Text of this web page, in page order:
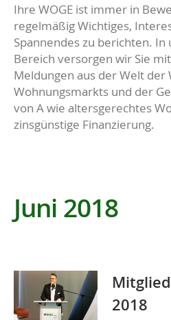
Ihre WOGE ist immer in
regelmäßig Wichtiges,
Spannendes zu berichten.
Bereich versorgen wir Sie
Meldungen aus der Welt der
Wohnungsmarkts und der
von A wie altersgerechtes
zinsgünstige Finanzierung.
Juni 2018
2018